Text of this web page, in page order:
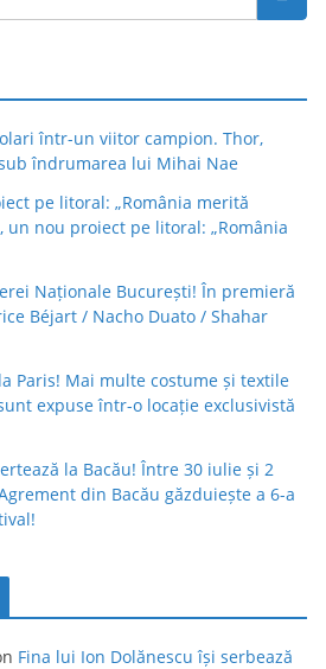
într-un viitor campion. Thor,
îndrumarea lui Mihai Nae
pe litoral: „România merită
un nou proiect pe litoral: „România
Naționale București! În premieră
Béjart / Nacho Duato / Shahar
Paris! Mai multe costume și textile
expuse într-o locație exclusivistă
la Bacău! Între 30 iulie și 2
din Bacău găzduiește a 6-a
Fina lui Ion Dolănescu își serbează